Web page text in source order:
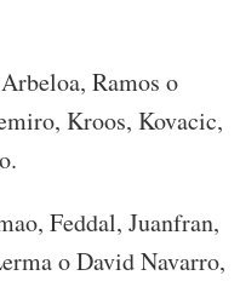
Ramos o
Kroos, Kovacic,
Feddal, Juanfran,
o David Navarro,